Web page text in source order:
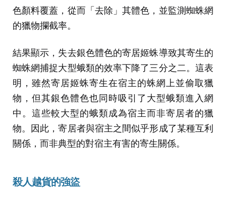
色顏料覆蓋，從而「去除」其體色，並監測蜘蛛網
的獵物攔截率。
結果顯示，失去銀色體色的寄居姬蛛導致其寄生的
蜘蛛網捕捉大型蛾類的效率下降了三分之二。這表
明，雖然寄居姬蛛寄生在宿主的蛛網上並偷取獵
物，但其銀色體色也同時吸引了大型蛾類進入網
中。這些較大型的蛾類成為宿主而非寄居者的獵
物。因此，寄居者與宿主之間似乎形成了某種互利
關係，而非典型的對宿主有害的寄生關係。
殺人越貨的強盜